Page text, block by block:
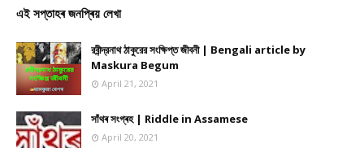
এই সপ্তাহৰ জনপ্ৰিয় লেখা
রবীন্দ্রনাথ ঠাকুরের সংক্ষিপ্ত জীবনী | Bengali article by
Maskura Begum
April 21, 2021
সাঁথৰ সংগ্ৰহ | Riddle in Assamese
April 20, 2021